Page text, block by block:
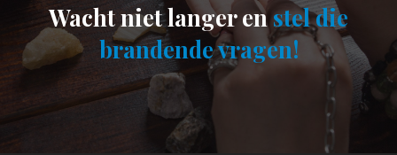
Wacht niet langer enstel die
brandende vragen!